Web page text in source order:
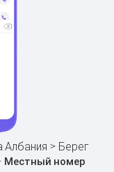
Албания > Берег
Местный номер